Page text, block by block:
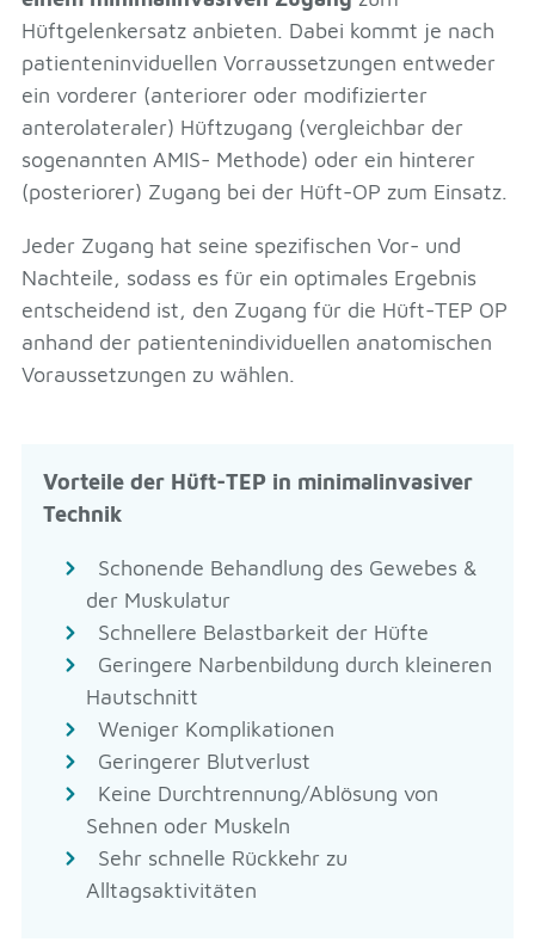
Hüftgelenkersatz anbieten. Dabei kommt je nach
patienteninviduellen Vorraussetzungen entweder
ein vorderer (anteriorer oder modifizierter
anterolateraler) Hüftzugang (vergleichbar der
sogenannten AMIS- Methode) oder ein hinterer
(posteriorer) Zugang bei der Hüft-OP zum Einsatz.
Jeder Zugang hat seine spezifischen Vor- und
Nachteile, sodass es für ein optimales Ergebnis
entscheidend ist, den Zugang für die Hüft-TEP OP
anhand der patientenindividuellen anatomischen
Voraussetzungen zu wählen.
Vorteile der Hüft-TEP in minimalinvasiver
Technik
Schonende Behandlung des Gewebes &
der Muskulatur
Schnellere Belastbarkeit der Hüfte
Geringere Narbenbildung durch kleineren
Hautschnitt
Weniger Komplikationen
Geringerer Blutverlust
Keine Durchtrennung/Ablösung von
Sehnen oder Muskeln
Sehr schnelle Rückkehr zu
Alltagsaktivitäten